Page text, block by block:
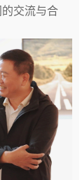
交流与合